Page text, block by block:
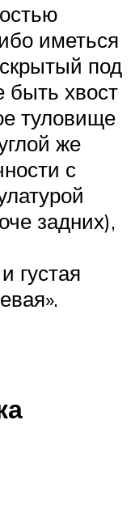
иметься
под
хвост
туловище
же
с
задних),
густая